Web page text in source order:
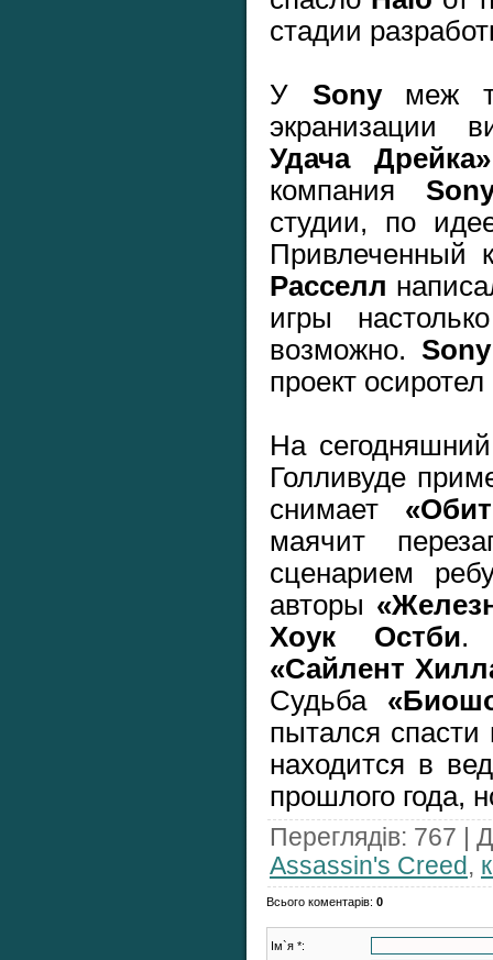
стадии
У Sonyмеж
Удача Дрейка»
компания
студии, по
Привлеченный
Расселл
игры
возможно. Sony
проект
На
Голливуде
снимает
маячит
сценарием
авторы
Хоук Остби.
«Сайлент
Судьба
пытался
находится в
прошлого года,
Переглядів: 767 |
Assassin's Creed ,
Всього коментарів: 0
Ім`я *: